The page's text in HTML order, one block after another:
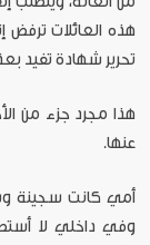
هذه العائلات ترفض
تحرير شهادة تفيد
هذا مجرد جزء من
عنها.
أمي كانت سجينة
وفي داخلي لا